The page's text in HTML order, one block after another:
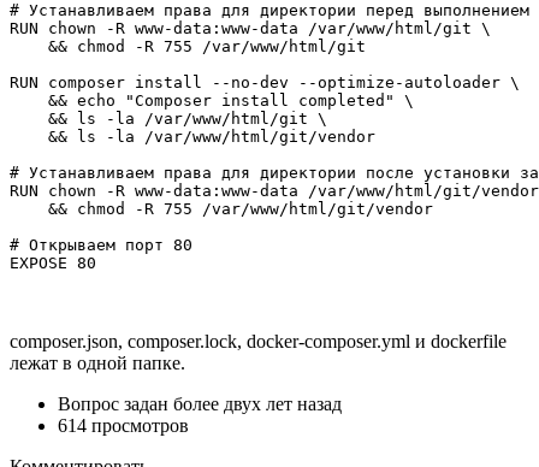
# Устанавливаем права для директории перед
RUN chown -R www-data:www-data /var/www/html/git \
    && chmod -R 755 /var/www/html/git
RUN composer install --no-dev --optimize-autoloader \
    && echo "Composer install completed" \
    && ls -la /var/www/html/git \
    && ls -la /var/www/html/git/vendor
# Устанавливаем права для директории после установки
RUN chown -R www-data:www-data /var/www/html/git/
    && chmod -R 755 /var/www/html/git/vendor
# Открываем порт 80
EXPOSE 80
composer.json, composer.lock, docker-composer.yml и dockerfile
лежат в одной папке.
Вопрос задан более двух лет назад
614 просмотров